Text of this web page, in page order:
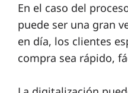
En el caso del
puede ser una gran
en día, los clientes
compra sea rápido,